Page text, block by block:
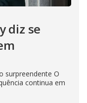
diz se
surpreendente O
continua em